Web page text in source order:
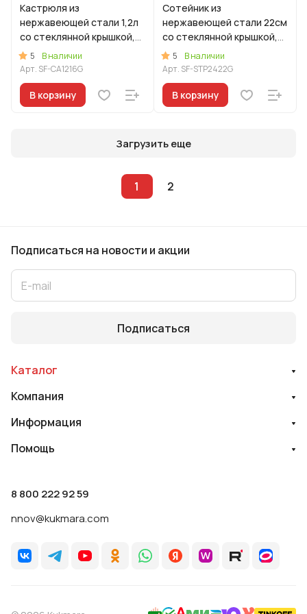
Кастрюля из
нержавеющей стали 1,2л
со стеклянной крышкой,
линия "Сафия"
5
В наличии
Арт. SF-CA1216G
В корзину
Сотейник из
нержавеющей стали 22см
со стеклянной крышкой,
линия "Сафия"
5
В наличии
Арт. SF-STP2422G
В корзину
Загрузить еще
1 2
Подписаться на новости и акции
Подписаться
Каталог
Компания
Информация
Помощь
8 800 222 92 59
nnov@kukmara.com